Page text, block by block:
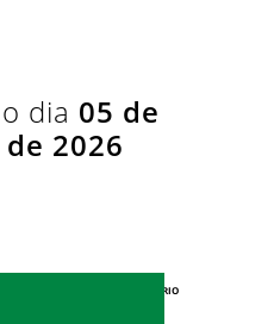
dia 05 de
2026
AGENDA DO SECRETÁRIO